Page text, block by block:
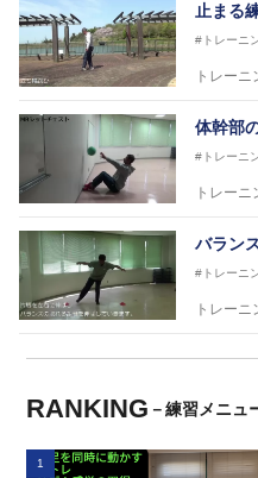
止まる
#トレーニ
トレー
体幹部
#トレーニ
トレー
バラン
#トレーニ
トレー
RANKING －練習メニュ
1